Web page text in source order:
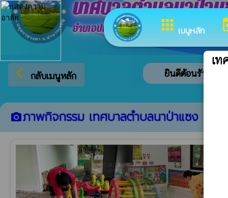
apps เมนูหลัก
เทศบาลตำบลนาป่า
อำเภอปทุมราชวงศา จังหวัดอำนาจเจริญ
arrow_back_ios กลับเมนูหลัก ยินดีต้อนรับสู่เว็บไซต์
camera_altภาพกิจกรรม เทศบาลตำบลนาป่าแซง
เ